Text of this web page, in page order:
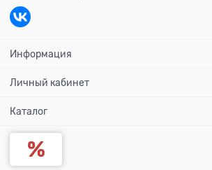
Информация
Личный кабинет
Каталог